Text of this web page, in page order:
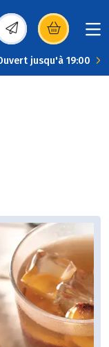
dans une
jusqu'à 19:00